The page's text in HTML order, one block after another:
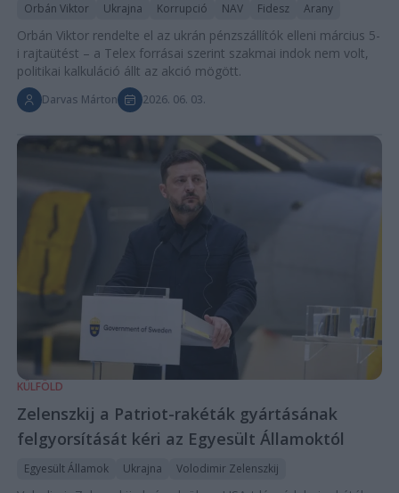
Orbán Viktor Ukrajna Korrupció NAV Fidesz Arany
Orbán Viktor rendelte el az ukrán pénzszállítók elleni március 5-
i rajtaütést – a Telex forrásai szerint szakmai indok nem volt,
politikai kalkuláció állt az akció mögött.
Darvas Márton 2026. 06. 03.
KÜLFÖLD
Zelenszkij a Patriot-rakéták gyártásának
felgyorsítását kéri az Egyesült Államoktól
Egyesült Államok Ukrajna Volodimir Zelenszkij